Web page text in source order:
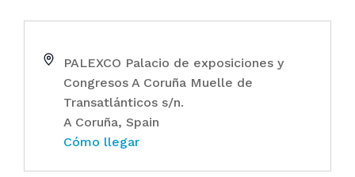
PALEXCO Palacio de exposiciones y
Congresos A Coruña Muelle de
Transatlánticos s/n.
A Coruña, Spain
Cómo llegar